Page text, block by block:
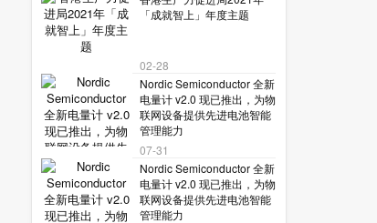
「成就智上」年度主题
02-28
Nordic Semiconductor 全新
电量计 v2.0 现已推出，为物
联网设备提供先进电池智能
管理能力
07-31
Nordic Semiconductor 全新
电量计 v2.0 现已推出，为物
联网设备提供先进电池智能
管理能力